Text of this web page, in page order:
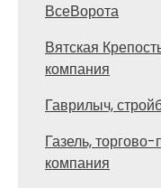
ВсеВорота
Вятская
компания
Гаврилыч,
Газель,
компания